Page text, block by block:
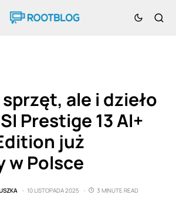
ale i dzieło
Prestige 13 AI+
już
w Polsce
10 LISTOPADA 2025
3 MINUTE READ